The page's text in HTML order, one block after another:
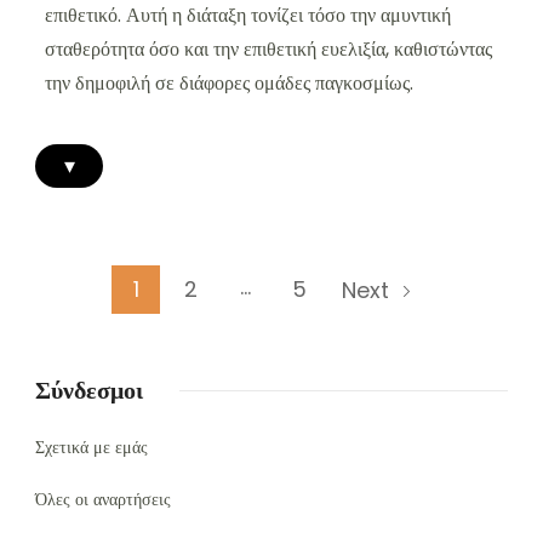
επιθετικό. Αυτή η διάταξη τονίζει τόσο την αμυντική
σταθερότητα όσο και την επιθετική ευελιξία, καθιστώντας
την δημοφιλή σε διάφορες ομάδες παγκοσμίως.
▾
Page
1 Page
2 … Page
5 Next
Σύνδεσμοι
Σχετικά με εμάς
Όλες οι αναρτήσεις